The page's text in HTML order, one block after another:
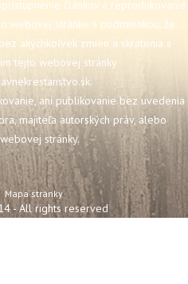
článkov a reprodukovanie
webovej stránke s podmienkou, že
akýchkoľvek zmien a skrátenia s
tejto webovej stránky
.
ani publikovanie bez uvedenia
majiteľa autorských práv, alebo
stránky.
Mapa stránky
- All rights reserved